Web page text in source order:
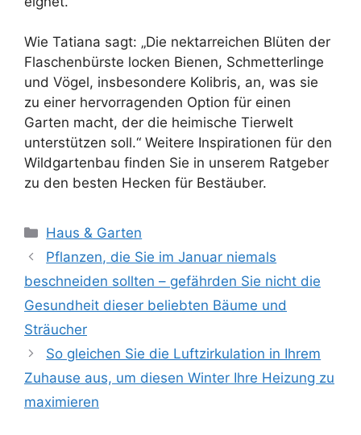
Wie Tatiana sagt: „Die nektarreichen Blüten der
Flaschenbürste locken Bienen, Schmetterlinge
und Vögel, insbesondere Kolibris, an, was sie
zu einer hervorragenden Option für einen
Garten macht, der die heimische Tierwelt
unterstützen soll.“ Weitere Inspirationen für den
Wildgartenbau finden Sie in unserem Ratgeber
zu den besten Hecken für Bestäuber.
Kategorien
Haus & Garten
Pflanzen, die Sie im Januar niemals
beschneiden sollten – gefährden Sie nicht die
Gesundheit dieser beliebten Bäume und
Sträucher
So gleichen Sie die Luftzirkulation in Ihrem
Zuhause aus, um diesen Winter Ihre Heizung zu
maximieren